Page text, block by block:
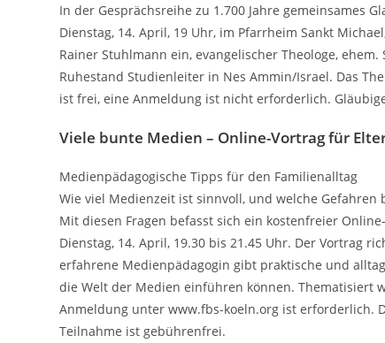
In der Gesprächsreihe zu 1.700 Jahre gemeinsames
Dienstag, 14. April, 19 Uhr, im Pfarrheim Sankt
Rainer Stuhlmann ein, evangelischer Theologe,
Ruhestand Studienleiter in Nes Ammin/Israel. Das
ist frei, eine Anmeldung ist nicht erforderlich.
Viele bunte Medien – Online-Vortrag für
Medienpädagogische Tipps für den Familienalltag
Wie viel Medienzeit ist sinnvoll, und welche
Mit diesen Fragen befasst sich ein kostenfreier
Dienstag, 14. April, 19.30 bis 21.45 Uhr. Der Vortrag
erfahrene Medienpädagogin gibt praktische und
die Welt der Medien einführen können. Thematisiert
Anmeldung unter www.fbs-koeln.org ist erforderlich.
Teilnahme ist gebührenfrei.